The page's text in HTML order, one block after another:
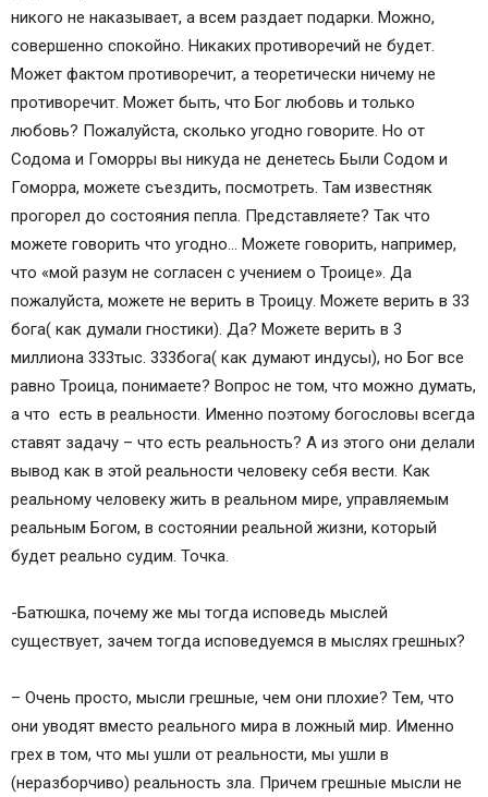
никого не наказывает, а всем раздает подарки. Можно,
совершенно спокойно. Никаких противоречий не будет.
Может фактом противоречит, а теоретически ничему не
противоречит. Может быть, что Бог любовь и только
любовь? Пожалуйста, сколько угодно говорите. Но от
Содома и Гоморры вы никуда не денетесь Были Содом и
Гоморра, можете съездить, посмотреть. Там известняк
прогорел до состояния пепла. Представляете? Так что
можете говорить что угодно… Можете говорить, например,
что «мой разум не согласен с учением о Троице». Да
пожалуйста, можете не верить в Троицу. Можете верить в 33
бога( как думали гностики). Да? Можете верить в 3
миллиона 333тыс. 333бога( как думают индусы), но Бог все
равно Троица, понимаете? Вопрос не том, что можно думать,
а что есть в реальности. Именно поэтому богословы всегда
ставят задачу – что есть реальность? А из этого они делали
вывод как в этой реальности человеку себя вести. Как
реальному человеку жить в реальном мире, управляемым
реальным Богом, в состоянии реальной жизни, который
будет реально судим. Точка.
-Батюшка, почему же мы тогда исповедь мыслей
существует, зачем тогда исповедуемся в мыслях грешных?
– Очень просто, мысли грешные, чем они плохие? Тем, что
они уводят вместо реального мира в ложный мир. Именно
грех в том, что мы ушли от реальности, мы ушли в
(неразборчиво) реальность зла. Причем грешные мысли не